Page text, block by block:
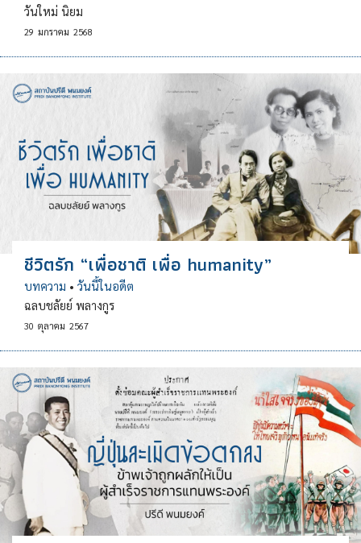
วันใหม่ นิยม
29 มกราคม 2568
ชีวิตรัก “เพื่อชาติ เพื่อ humanity”
บทความ • วันนี้ในอดีต
ฉลบชลัยย์ พลางกูร
30 ตุลาคม 2567